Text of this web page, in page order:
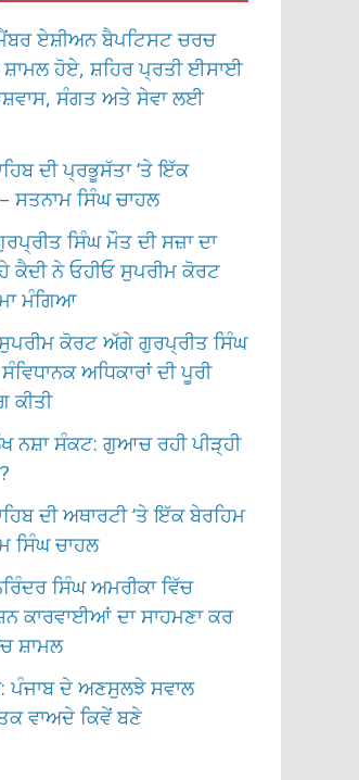
ਏਸ਼ੀਅਨ ਬੈਪਟਿਸਟ ਚਰਚ
ਹੋਏ, ਸ਼ਹਿਰ ਪ੍ਰਤੀ ਈਸਾਈ
ਸੰਗਤ ਅਤੇ ਸੇਵਾ ਲਈ
ਦੀ ਪ੍ਰਭੂਸੱਤਾ ‘ਤੇ ਇੱਕ
ਸਤਨਾਮ ਸਿੰਘ ਚਾਹਲ
ਸਿੰਘ ਮੌਤ ਦੀ ਸਜ਼ਾ ਦਾ
ਕੈਦੀ ਨੇ ਓਹੀਓ ਸੁਪਰੀਮ ਕੋਰਟ
ਮੰਗਿਆ
ਸੁਪਰੀਮ ਕੋਰਟ ਅੱਗੇ ਗੁਰਪ੍ਰੀਤ ਸਿੰਘ
ਅਧਿਕਾਰਾਂ ਦੀ ਪੂਰੀ
ਕੀਤੀ
ਨਸ਼ਾ ਸੰਕਟ: ਗੁਆਚ ਰਹੀ ਪੀੜ੍ਹੀ
ਦੀ ਅਥਾਰਟੀ ‘ਤੇ ਇੱਕ ਬੇਰਹਿਮ
ਸਿੰਘ ਚਾਹਲ
ਸਿੰਘ ਅਮਰੀਕਾ ਵਿੱਚ
ਕਾਰਵਾਈਆਂ ਦਾ ਸਾਹਮਣਾ ਕਰ
ਸ਼ਾਮਲ
ਪੰਜਾਬ ਦੇ ਅਣਸੁਲਝੇ ਸਵਾਲ
ਵਾਅਦੇ ਕਿਵੇਂ ਬਣੇ